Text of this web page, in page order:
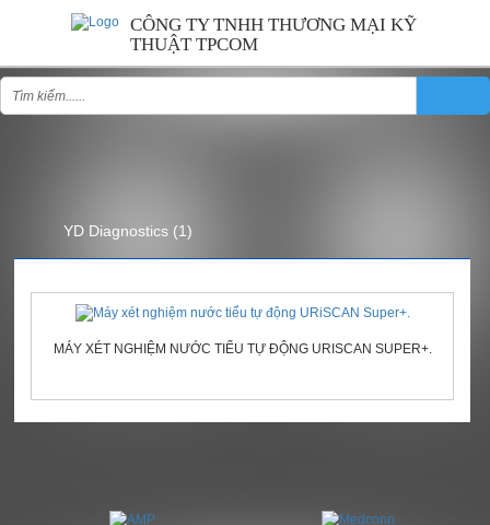
CÔNG TY TNHH THƯƠNG MẠI KỸ
THUẬT TPCOM
YD Diagnostics (1)
MÁY XÉT NGHIỆM NƯỚC TIỂU TỰ ĐỘNG URISCAN SUPER+.